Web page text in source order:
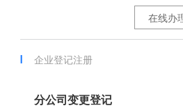
在线办
企业登记注册
分公司变更登记